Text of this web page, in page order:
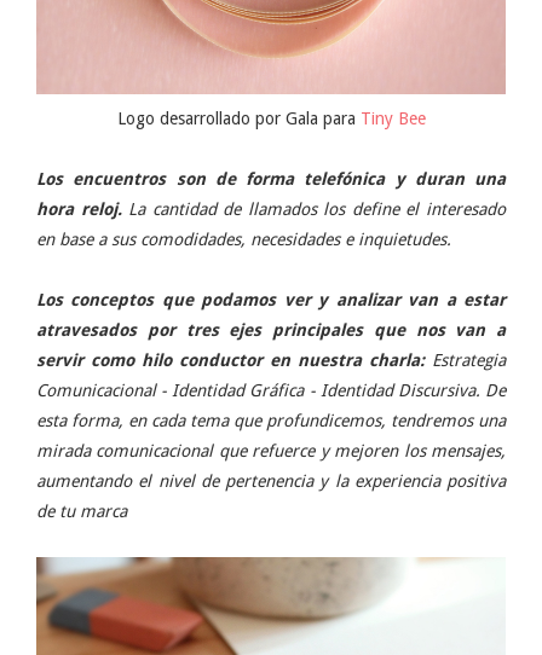
Logo desarrollado por Gala para Tiny Bee
Los encuentros son de forma telefónica y duran una
hora reloj.La cantidad de llamados los define el interesado
en base a sus comodidades, necesidades e inquietudes.
Los conceptos que podamos ver y analizar van a estar
atravesados por tres ejes principales que nos van a
servir como hilo conductor en nuestra charla:Estrategia
Comunicacional - Identidad Gráfica - Identidad Discursiva. De
esta forma, en cada tema que profundicemos, tendremos una
mirada comunicacional que refuerce y mejoren los mensajes,
aumentando el nivel de pertenencia y la experiencia positiva
de tu marca